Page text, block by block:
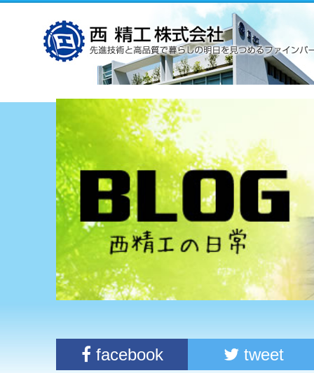
facebook tweet